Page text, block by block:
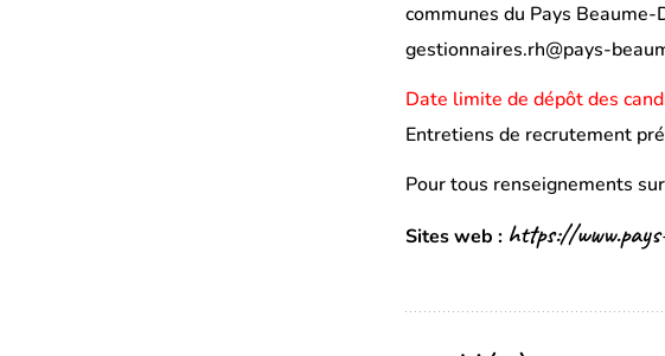
communes du Pays
gestionnaires.rh@pays-
Date limite de dépôt des
Entretiens de recrutement
Pour tous renseignements
Sites web : https://